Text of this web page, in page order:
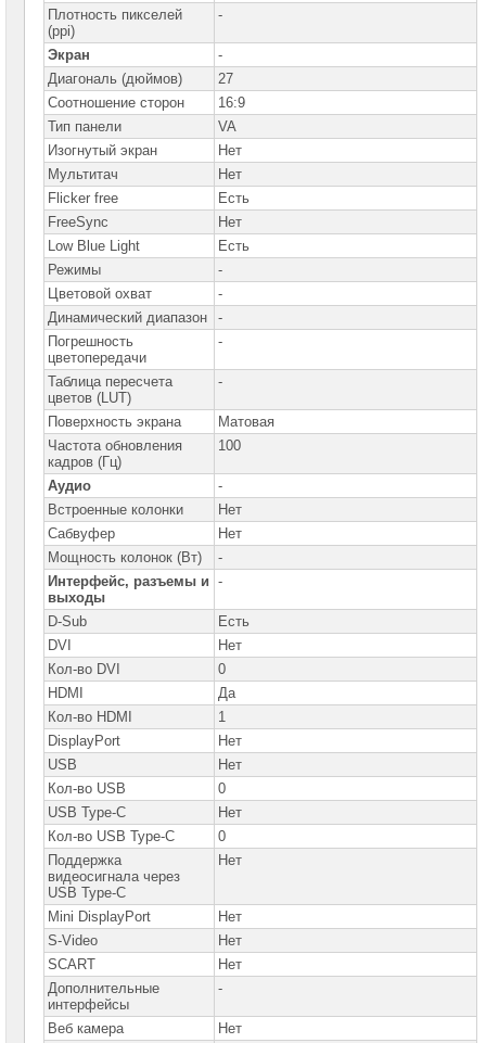
Мониторы
MSI
Мониторы
NEC
Мониторы
Samsung
Мониторы
ViewSonic
Проекторы
лампы
для
проекторов
Ноутбуки
Brand
Name
Моноблоки
Brand
Name
Компьютеры
Brand
Name
Принтеры
плоттеры
МФУ
Серверы
Brand
Name
Пассивное
сетевое
оборудование
Активное
сетевое
оборудование
СХД
системы
хранения
данных
Компоненты
компьютеров
Компоненты
серверов
Плотность пикселей
(ppi)
-
Экран
-
Диагональ (дюймов)
27
Соотношение сторон
16:9
Тип панели
VA
Изогнутый экран
Нет
Мультитач
Нет
Flicker free
Есть
FreeSync
Нет
Low Blue Light
Есть
Режимы
-
Цветовой охват
-
Динамический диапазон
-
Погрешность
цветопередачи
-
Таблица пересчета
цветов (LUT)
-
Поверхность экрана
Матовая
Частота обновления
кадров (Гц)
100
Аудио
-
Встроенные колонки
Нет
Сабвуфер
Нет
Мощность колонок (Вт)
-
Интерфейс, разъемы и
выходы
-
D-Sub
Есть
DVI
Нет
Кол-во DVI
0
HDMI
Да
Кол-во HDMI
1
DisplayPort
Нет
USB
Нет
Кол-во USB
0
USB Type-C
Нет
Кол-во USB Type-C
0
Поддержка
видеосигнала через
USB Type-C
Нет
Mini DisplayPort
Нет
S-Video
Нет
SCART
Нет
Дополнительные
интерфейсы
-
Веб камера
Нет